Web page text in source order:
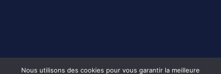
Nous utilisons des cookies pour vous garantir la meilleure